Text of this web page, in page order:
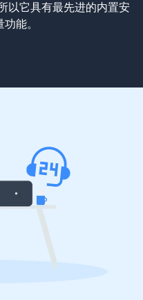
以它具有最先进的内置安
能。